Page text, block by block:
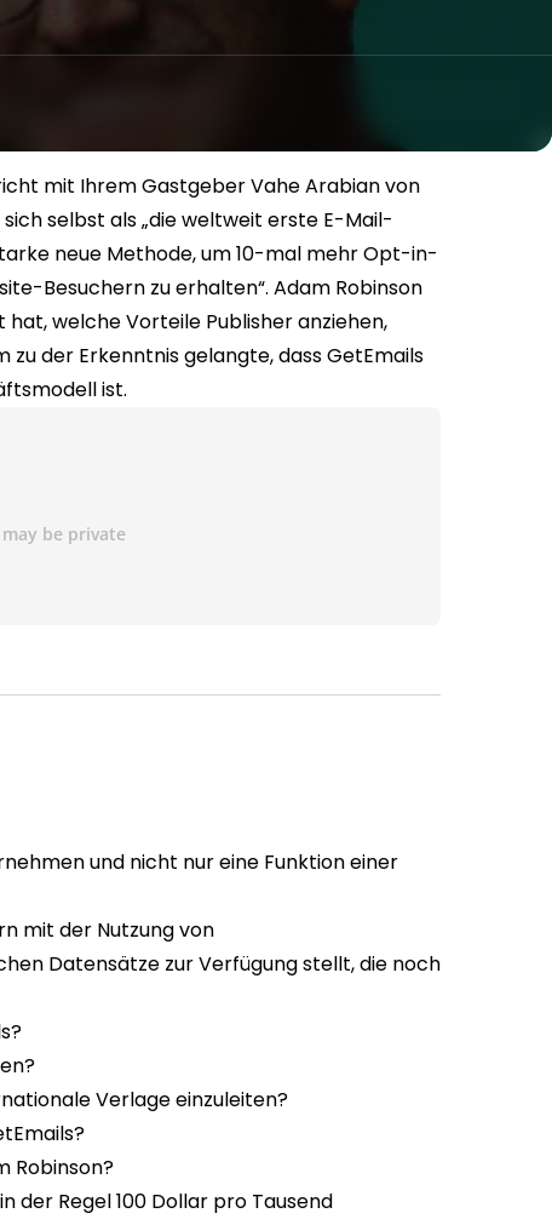
mit Ihrem Gastgeber Vahe Arabian von
selbst als „die weltweit erste E-Mail-
neue Methode, um 10-mal mehr Opt-in-
Besuchern zu erhalten“. Adam Robinson
welche Vorteile Publisher anziehen,
der Erkenntnis gelangte, dass GetEmails
ist.
und nicht nur eine Funktion einer
mit der Nutzung von
Datensätze zur Verfügung stellt, die noch
Verlage einzuleiten?
Robinson?
der Regel 100 Dollar pro Tausend